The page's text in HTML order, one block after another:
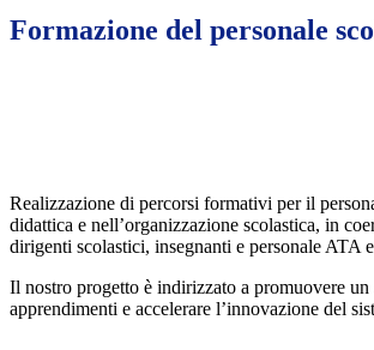
Formazione del personale
Realizzazione di percorsi formativi per il
didattica e nell’organizzazione scolastica, in
dirigenti scolastici, insegnanti e personale ATA
Il nostro progetto è indirizzato a promuovere
apprendimenti e accelerare l’innovazione del